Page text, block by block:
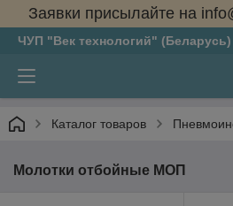
Заявки присылайте на
ЧУП "Век технологий"
Каталог товаров
Молотки отбойные МОП